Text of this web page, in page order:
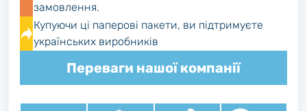
замовлення.
Купуючи ці паперові пакети, ви підтримуєте
українських виробників
Переваги нашої компанії